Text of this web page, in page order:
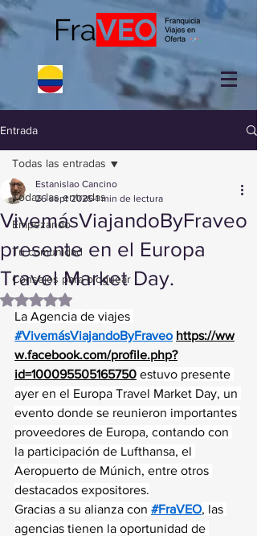
Entrada
Todas las entradas
Empezando
Tu comunidad
Consejos para bloguear
Todas las entradas
VivemásViajandoByFraveo
presente en el Europa
Travel Market Day.
Estanislao Cancino
26 sept 2025 1 min de lectura
Obtuvo NaN de 5 estrellas.
La Agencia de viajes
#VivemásViajandoByFraveo https://ww
w.facebook.com/profile.php?
id=100095505165750 estuvo presente
ayer en el Europa Travel Market Day, un
evento donde se reunieron importantes
proveedores de Europa, contando con
la participación de Lufthansa, el
Aeropuerto de Múnich, entre otros
destacados expositores.
Gracias a su alianza con #FraVEO, las
agencias tienen la oportunidad de